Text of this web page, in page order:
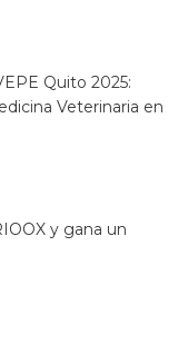
Quito 2025:
Veterinaria en
y gana un